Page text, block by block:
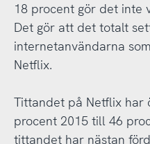
18 procent gör det inte
Det gör att det totalt
internetanvändarna
Netflix.
Tittandet på Netflix har
procent 2015 till 46
tittandet har nästan